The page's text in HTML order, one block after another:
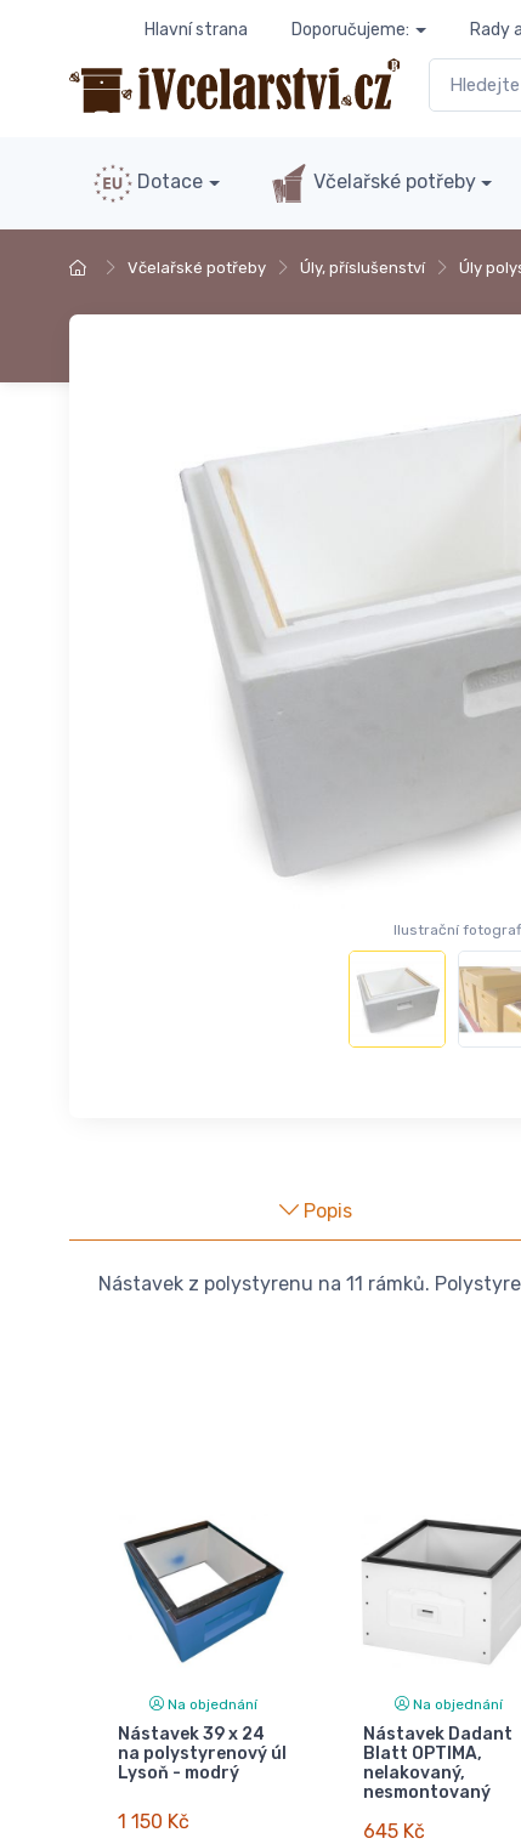
Hlavní strana Doporučujeme: Rady
Dotace Včelařské potřeby
Včelařské potřeby Úly, příslušenství Úly
Ilustrační
Popis
Nástavek z polystyrenu na 11 rámků.
Na objednání
Nástavek 39 x 24
na polystyrenový úl
Lysoň - modrý
1 150 Kč
Na objednání
Nástavek Dadant
Blatt OPTIMA,
nelakovaný,
nesmontovaný
645 Kč